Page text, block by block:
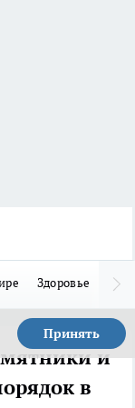
Здоровье
Принять
и
в